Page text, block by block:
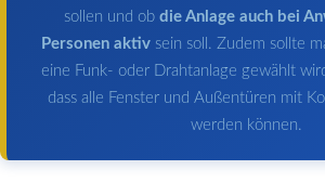
sollen und ob die Anlage auch bei
Personen aktiv sein soll. Zudem sollte
eine Funk- oder Drahtanlage gewählt
dass alle Fenster und Außentüren mit
werden können.